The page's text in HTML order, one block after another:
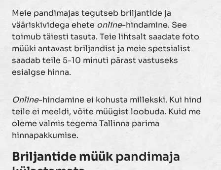
Meie pandimajas tegutseb briljantide ja
vääriskividega ehete online-hindamine. See
toimub täiesti tasuta. Teie lihtsalt saadate foto
müüki antavast briljandist ja meie spetsialist
saadab teile 5-10 minuti pärast vastuseks
esialgse hinna.
Online-hindamine ei kohusta millekski. Kui hind
teile ei meeldi, võite müügist loobuda. Kuid me
oleme valmis tegema Tallinna parima
hinnapakkumise.
Briljantide müük pandimaja